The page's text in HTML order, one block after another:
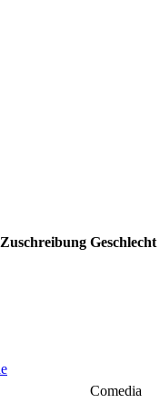
Geschlecht
Comedia